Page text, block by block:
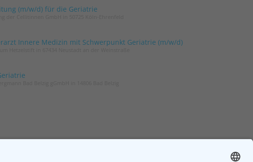
(m/w/d) für die Geriatrie
Innere Medizin mit Schwerpunkt Geriatrie (m/w/d)